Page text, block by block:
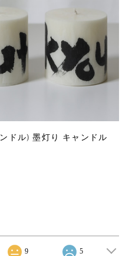
ドル) 墨灯り キャンドル
9 5